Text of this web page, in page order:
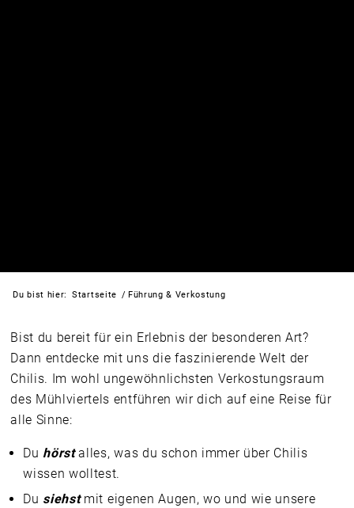
Du bist hier: Startseite / Führung & Verkostung
Bist du bereit für ein Erlebnis der besonderen Art?
Dann entdecke mit uns die faszinierende Welt der
Chilis. Im wohl ungewöhnlichsten Verkostungsraum
des Mühlviertels entführen wir dich auf eine Reise für
alle Sinne:
Du hörstalles, was du schon immer über Chilis
wissen wolltest.
Du siehstmit eigenen Augen, wo und wie unsere